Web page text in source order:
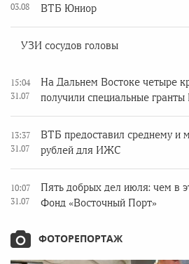
03.08
ВТБ Юниор
УЗИ сосудов головы
15:04
31.07
На Дальнем Востоке четыре
получили специальные
13:37
31.07
ВТБ предоставил среднему и
рублей для ИЖС
10:07
31.07
Пять добрых дел июля: чем в
Фонд «Восточный Порт»
ФОТОРЕПОРТАЖ